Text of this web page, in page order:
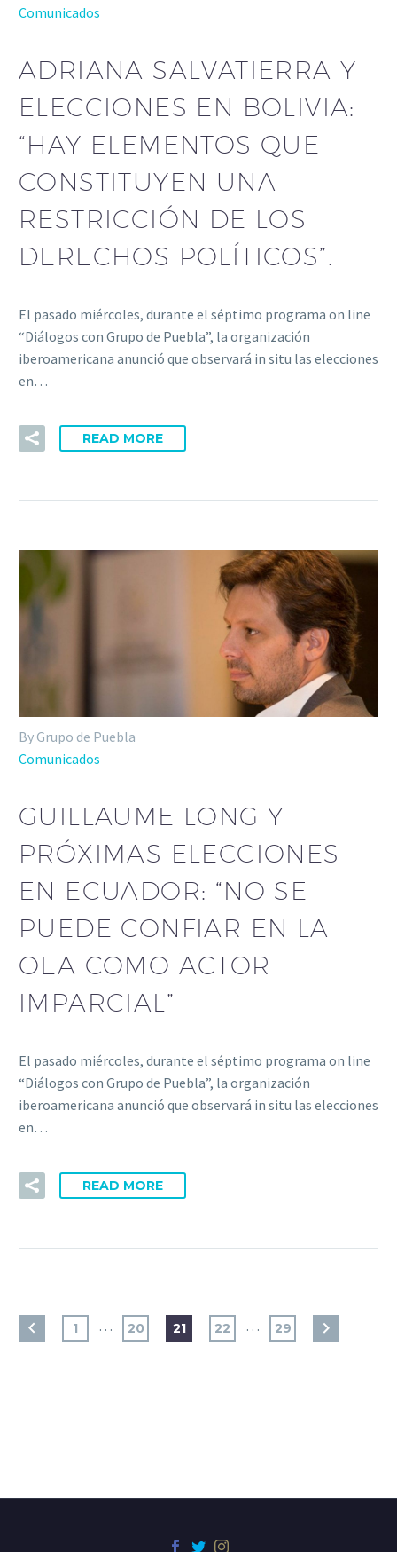
Comunicados
ADRIANA SALVATIERRA Y
ELECCIONES EN BOLIVIA:
“HAY ELEMENTOS QUE
CONSTITUYEN UNA
RESTRICCIÓN DE LOS
DERECHOS POLÍTICOS”.
El pasado miércoles, durante el séptimo programa on line
“Diálogos con Grupo de Puebla”, la organización
iberoamericana anunció que observará in situ las elecciones
en…
READ MORE
By Grupo de Puebla
Comunicados
GUILLAUME LONG Y
PRÓXIMAS ELECCIONES
EN ECUADOR: “NO SE
PUEDE CONFIAR EN LA
OEA COMO ACTOR
IMPARCIAL”
El pasado miércoles, durante el séptimo programa on line
“Diálogos con Grupo de Puebla”, la organización
iberoamericana anunció que observará in situ las elecciones
en…
READ MORE
1 … 20 21 22 … 29